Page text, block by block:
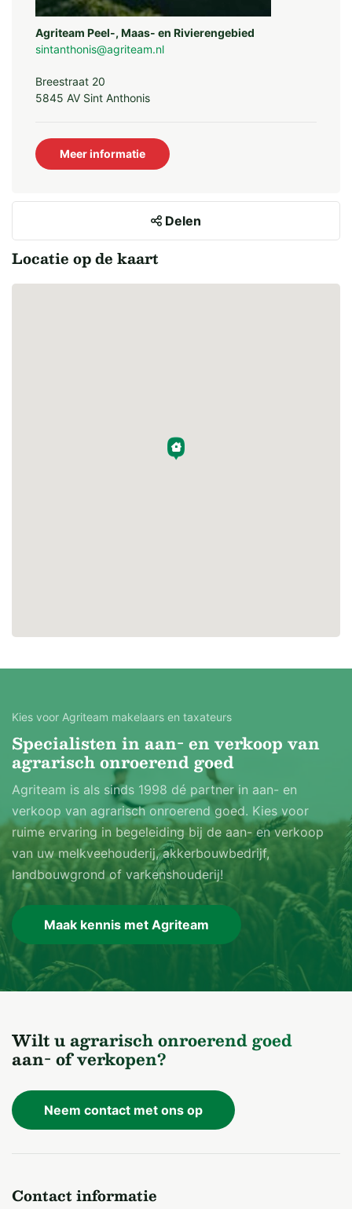
Agriteam Peel-, Maas- en Rivierengebied
sintanthonis@agriteam.nl
Breestraat 20
5845 AV Sint Anthonis
Meer informatie
Delen
Locatie op de kaart
Kies voor Agriteam makelaars en taxateurs
Specialisten in aan- en verkoop van
agrarisch onroerend goed
Agriteam is als sinds 1998 dé partner in aan- en
verkoop van agrarisch onroerend goed. Kies voor
ruime ervaring in begeleiding bij de aan- en verkoop
van uw melkveehouderij, akkerbouwbedrijf,
landbouwgrond of varkenshouderij!
Maak kennis met Agriteam
Wilt u agrarisch onroerend goed
aan- of verkopen?
Neem contact met ons op
Contact informatie